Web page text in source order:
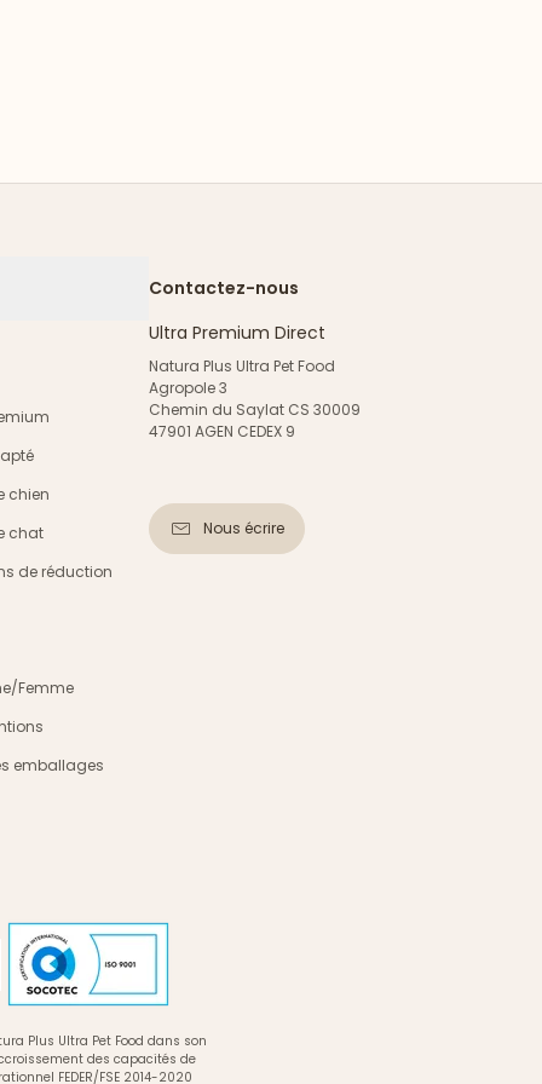
chien
chat
de réduction
Femme
emballages
Contactez-nous
Ultra Premium Direct
Natura Plus Ultra Pet Food
Agropole 3
Chemin du Saylat CS 30009
47901 AGEN CEDEX 9
Nous écrire
Plus Ultra Pet Food dans son
des capacités de
FEDER/FSE 2014-2020